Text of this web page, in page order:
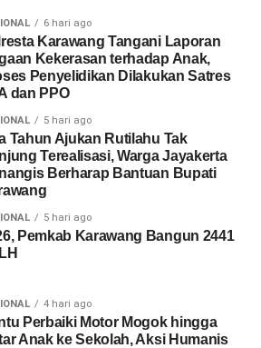
6 hari ago
Karawang Tangani Laporan
Kekerasan terhadap Anak,
Penyelidikan Dilakukan Satres
dan PPO
5 hari ago
Tahun Ajukan Rutilahu Tak
Terealisasi, Warga Jayakerta
Berharap Bantuan Bupati
5 hari ago
Pemkab Karawang Bangun 2441
4 hari ago
Perbaiki Motor Mogok hingga
Anak ke Sekolah, Aksi Humanis